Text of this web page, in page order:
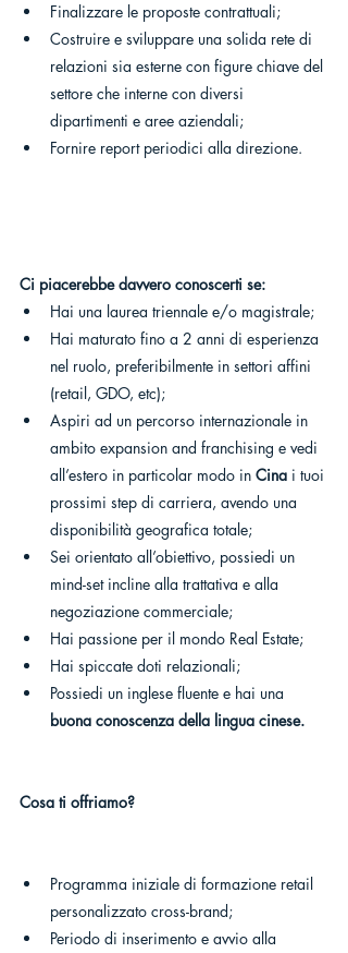
Finalizzare le proposte contrattuali;
Costruire e sviluppare una solida rete di
relazioni sia esterne con figure chiave del
settore che interne con diversi
dipartimenti e aree aziendali;
Fornire report periodici alla direzione.
Ci piacerebbe davvero conoscerti se:
Hai una laurea triennale e/o magistrale;
Hai maturato fino a 2 anni di esperienza
nel ruolo, preferibilmente in settori affini
(retail, GDO, etc);
Aspiri ad un percorso internazionale in
ambito expansion and franchising e vedi
all’estero in particolar modo in Cina i tuoi
prossimi step di carriera, avendo una
disponibilità geografica totale;
Sei orientato all’obiettivo, possiedi un
mind-set incline alla trattativa e alla
negoziazione commerciale;
Hai passione per il mondo Real Estate;
Hai spiccate doti relazionali;
Possiedi un inglese fluente e hai una
buona conoscenza della lingua cinese.
Cosa ti offriamo?
Programma iniziale di formazione retail
personalizzato cross-brand;
Periodo di inserimento e avvio alla